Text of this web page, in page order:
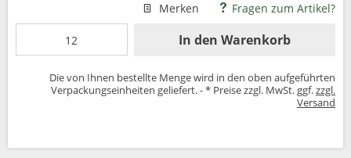
Merken Fragen zum Artikel?
In den Warenkorb
Die von Ihnen bestellte Menge wird in den oben aufgeführten
Verpackungseinheiten geliefert. - * Preise zzgl. MwSt. ggf.zzgl.
Versand